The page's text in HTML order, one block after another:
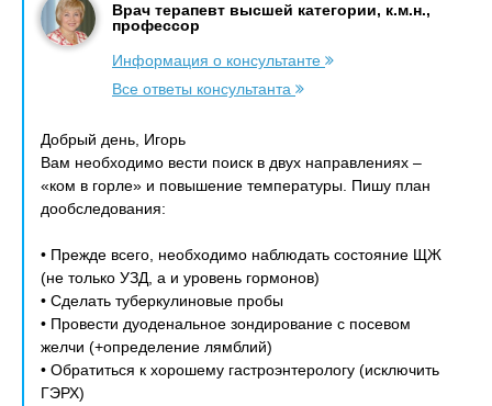
Врач терапевт высшей категории, к.м.н.,
профессор
Информация о консультанте
Все ответы консультанта
Добрый день, Игорь
Вам необходимо вести поиск в двух направлениях –
«ком в горле» и повышение температуры. Пишу план
дообследования:
• Прежде всего, необходимо наблюдать состояние ЩЖ
(не только УЗД, а и уровень гормонов)
• Сделать туберкулиновые пробы
• Провести дуоденальное зондирование с посевом
желчи (+определение лямблий)
• Обратиться к хорошему гастроэнтерологу (исключить
ГЭРХ)